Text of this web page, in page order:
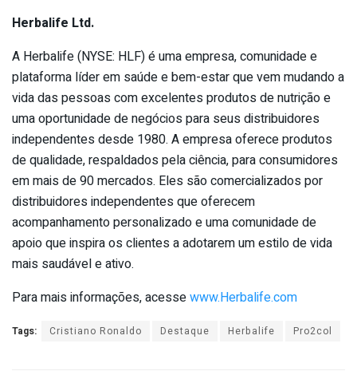
Herbalife Ltd.
A Herbalife (NYSE: HLF) é uma empresa, comunidade e
plataforma líder em saúde e bem-estar que vem mudando a
vida das pessoas com excelentes produtos de nutrição e
uma oportunidade de negócios para seus distribuidores
independentes desde 1980. A empresa oferece produtos
de qualidade, respaldados pela ciência, para consumidores
em mais de 90 mercados. Eles são comercializados por
distribuidores independentes que oferecem
acompanhamento personalizado e uma comunidade de
apoio que inspira os clientes a adotarem um estilo de vida
mais saudável e ativo.
Para mais informações, acessewww.Herbalife.com
Tags: Cristiano Ronaldo Destaque Herbalife Pro2col